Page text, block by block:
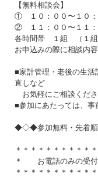
【無料相談会】
① １０：００〜
② １１：００〜
各時間帯 １組 （１組
お申込みの際に相談内
■家計管理・老後の生活
直しなど
お気軽にご相談くだ
■参加にあたっては、事
◆◇◆参加無料・先着
＊＊＊＊＊＊＊＊＊＊
＊ お電話のみの受
＊＊＊＊＊＊＊＊＊＊